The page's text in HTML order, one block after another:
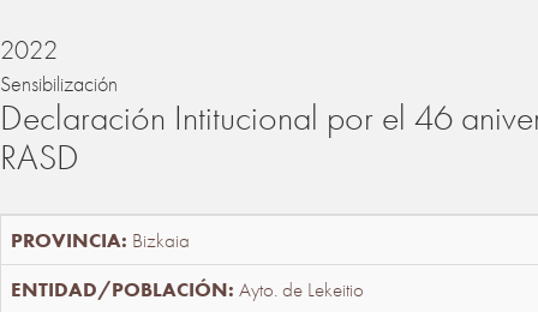
2022
Sensibilización
Declaración Intitucional por el 46
RASD
Bizkaia
Ayto. de Lekeitio